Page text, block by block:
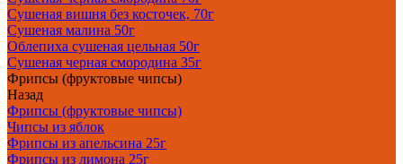
Сушеная вишня без косточек, 70г
Сушеная малина 50г
Облепиха сушеная цельная 50г
Сушеная черная смородина 35г
Фрипсы (фруктовые чипсы)
Назад
Фрипсы (фруктовые чипсы)
Чипсы из яблок
Фрипсы из апельсина 25г
Фрипсы из лимона 25г